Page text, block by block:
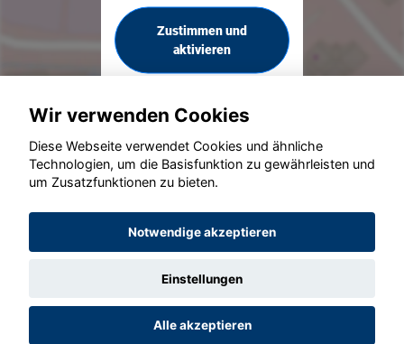
Zustimmen und
aktivieren
© konjunkturmotor.de GmbH 2020 - 2026
Wir verwenden Cookies
Diese Webseite verwendet Cookies und ähnliche
Technologien, um die Basisfunktion zu gewährleisten und
um Zusatzfunktionen zu bieten.
Notwendige akzeptieren
Einstellungen
Alle akzeptieren